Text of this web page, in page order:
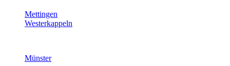
Mettingen
Westerkappeln
Münster